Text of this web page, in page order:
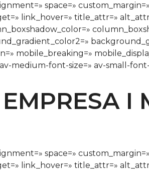
space=»
link_hover=» title_attr=»
mobile_breaking=»
medium-font-size=» av-small-
I
space=»
link_hover=» title_attr=»